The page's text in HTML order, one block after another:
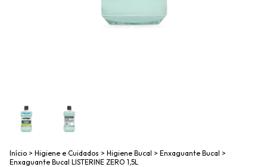
Início > Higiene e Cuidados > Higiene Bucal > Enxaguante Bucal >
Enxaguante Bucal LISTERINE ZERO 1,5L